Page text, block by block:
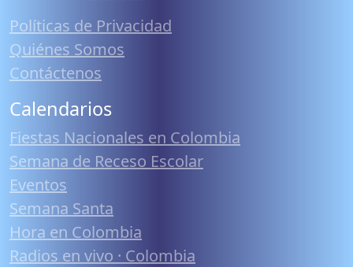
Políticas de Privacidad
Quiénes Somos
Contáctenos
Calendarios
Fiestas Nacionales en Colombia
Semana de Receso Escolar
Eventos
Semana Santa
Hora en Colombia
Radios en vivo · Colombia